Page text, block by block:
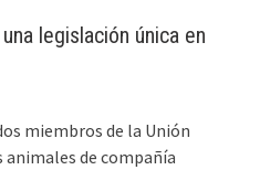
legislación única en
miembros de la Unión
animales de compañía